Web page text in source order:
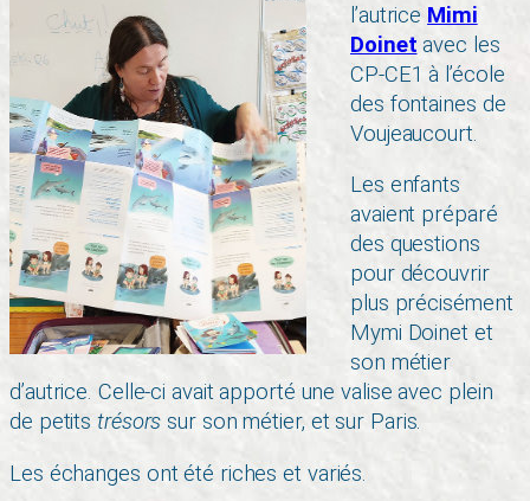
l’autrice Mimi
Doinet avec les
CP-CE1 à l’école
des fontaines de
Voujeaucourt.
Les enfants
avaient préparé
des questions
pour découvrir
plus précisément
Mymi Doinet et
son métier
d’autrice. Celle-ci avait apporté une valise avec plein
de petitstrésors sur son métier, et sur Paris.
Les échanges ont été riches et variés.